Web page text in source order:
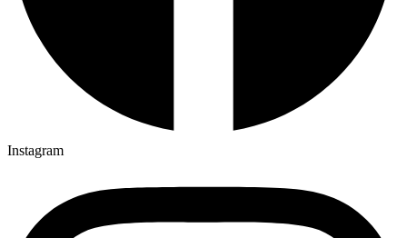
Instagram